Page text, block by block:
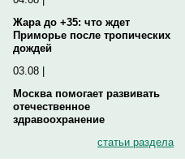
Жара до +35: что ждет
Приморье после тропических
дождей
03.08 |
Москва помогает развивать
отечественное
здравоохранение
статьи раздела